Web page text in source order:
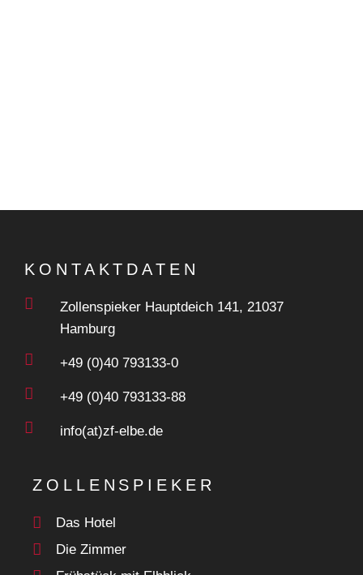
KONTAKTDATEN
Zollenspieker Hauptdeich 141, 21037
Hamburg
+49 (0)40 793133-0
+49 (0)40 793133-88
info(at)zf-elbe.de
ZOLLENSPIEKER
Das Hotel
Die Zimmer